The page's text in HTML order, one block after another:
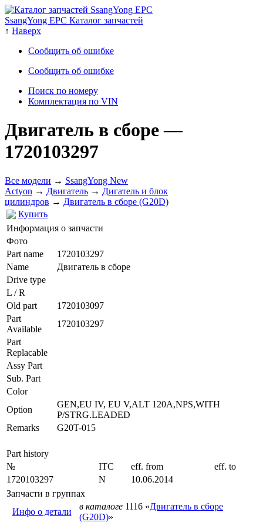
SsangYong EPC Каталог запчастей
↑ Наверх
Сообщить об ошибке
Сообщить об ошибке
Поиск по номеру
Комплектация по VIN
Двигатель в сборе—
1720103297
Все модели → SsangYong New
Actyon → Двигатель → Дигатель и блок
цилиндров → Двигатель в сборе (G20D)
Купить
Информация о запчасти
Фото
Part name
1720103297
Name
Двигатель в сборе
Drive type
L / R
Old part
1720103097
Part
Available
1720103297
Part
Replacable
Assy Part
Sub. Part
Color
Option
GEN,EU IV, EU V,ALT 120A,NPS,WITH
P/STRG.LEADED
Remarks
G20T-015
Part history
№
ITC eff. from
eff. to
1720103297
N
10.06.2014
Запчасти в группах
Инфо о детали
в каталоге 1116 «Двигатель в сборе
(G20D)»